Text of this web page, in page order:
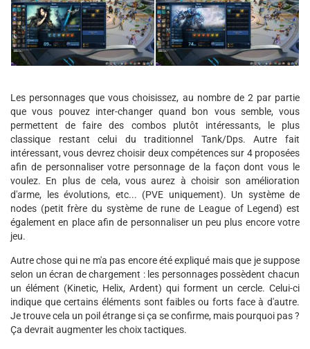
Les personnages que vous choisissez, au nombre de 2 par partie
que vous pouvez inter-changer quand bon vous semble, vous
permettent de faire des combos plutôt intéressants, le plus
classique restant celui du traditionnel Tank/Dps. Autre fait
intéressant, vous devrez choisir deux compétences sur 4 proposées
afin de personnaliser votre personnage de la façon dont vous le
voulez. En plus de cela, vous aurez à choisir son amélioration
d'arme, les évolutions, etc... (PVE uniquement). Un système de
nodes (petit frère du système de rune de League of Legend) est
également en place afin de personnaliser un peu plus encore votre
jeu.
Autre chose qui ne m'a pas encore été expliqué mais que je suppose
selon un écran de chargement : les personnages possèdent chacun
un élément (Kinetic, Helix, Ardent) qui forment un cercle. Celui-ci
indique que certains éléments sont faibles ou forts face à d'autre.
Je trouve cela un poil étrange si ça se confirme, mais pourquoi pas ?
Ça devrait augmenter les choix tactiques.